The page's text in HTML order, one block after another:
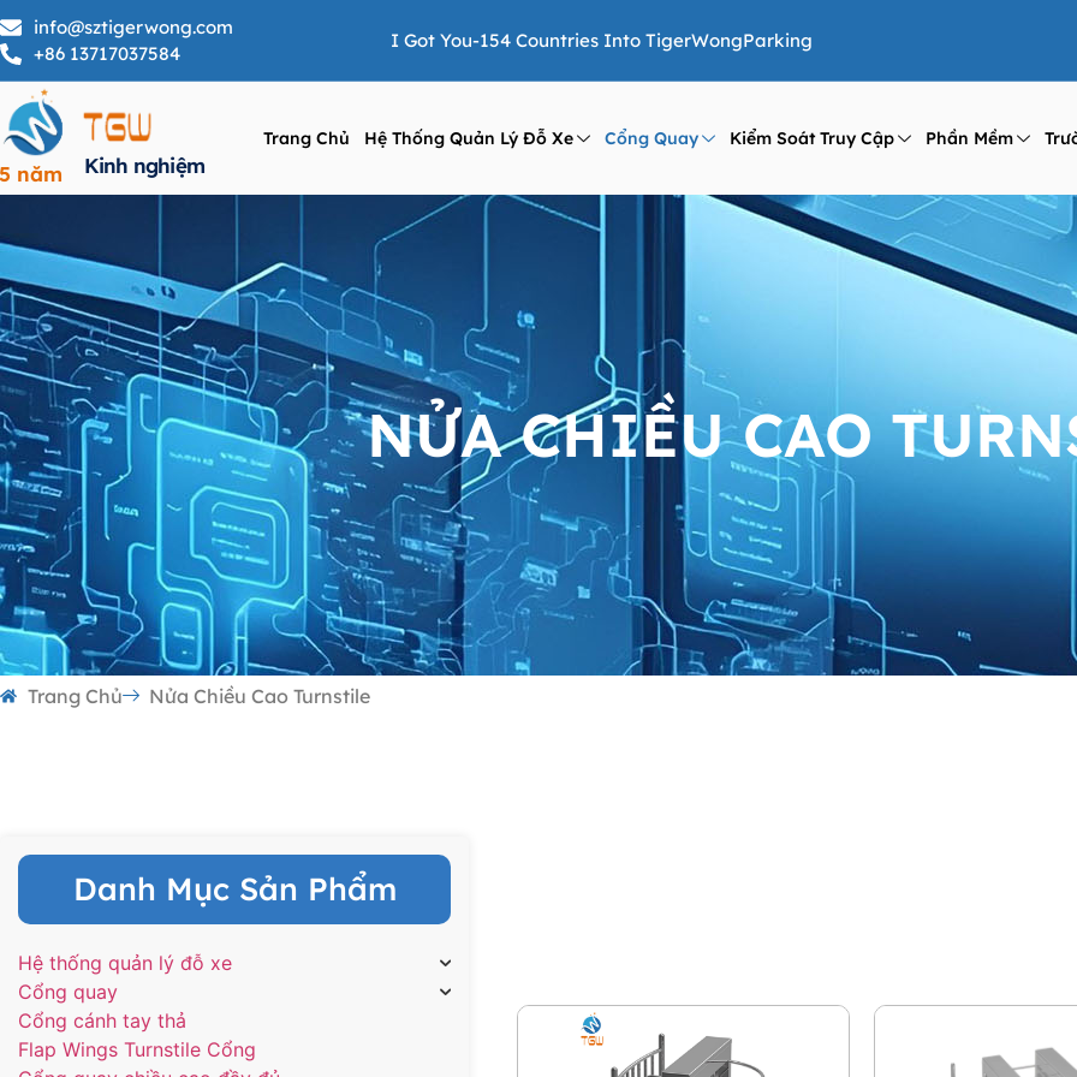
info@sztigerwong.com
+86 13717037584
I Got You-154 Countries Into TigerWongParking
năm Kinh nghiệm
Trang Chủ Hệ Thống Quản Lý Đỗ Xe Cổng Quay Kiểm Soát Truy Cập Phần Mềm
NỬA CHIỀU CAO
Trang Chủ Nửa Chiều Cao Turnstile
Danh Mục Sản Phẩm
Hệ thống quản lý đỗ xe
Cổng quay
Cổng cánh tay thả
Flap Wings Turnstile Cổng